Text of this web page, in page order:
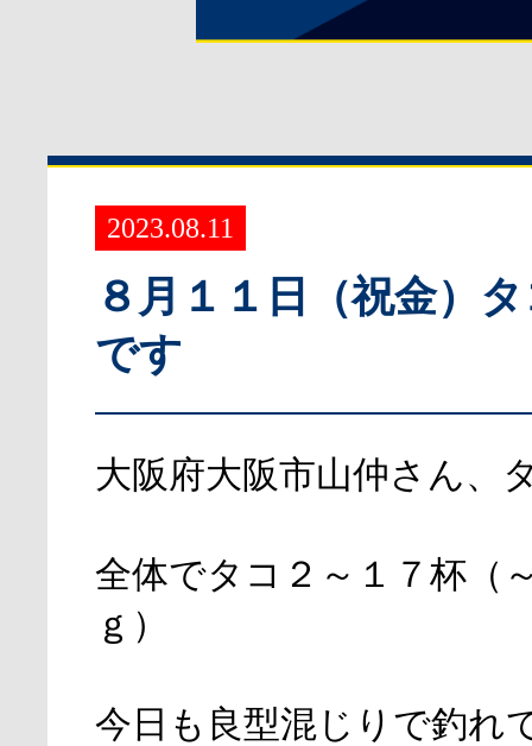
2023.08.11
８月１１日（祝金）
です
大阪府大阪市山仲さん、
全体でタコ２～１７杯（
ｇ）
今日も良型混じりで釣れ